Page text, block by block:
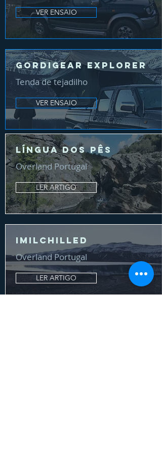
VER ENSAIO
Gordigear Explorer
Tenda de tejadilho
VER ENSAIO
Língua dos Pês
Overland Portugal
LER ARTIGO
ImilChilled
Overland Portugal
LER ARTIGO